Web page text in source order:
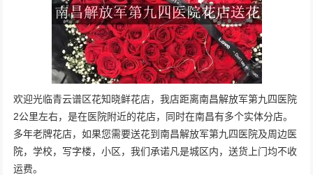
欢迎光临青云谱区花知晓鲜花店，我店距离南昌解放军第九四医院
2公里左右，是在医院附近的花店，同时在南昌有多个实体分店。
多年老牌花店，如果您需要送花到南昌解放军第九四医院及周边医
院，学校，写字楼，小区，我们承诺凡是城区内，送货上门均不收
运费。